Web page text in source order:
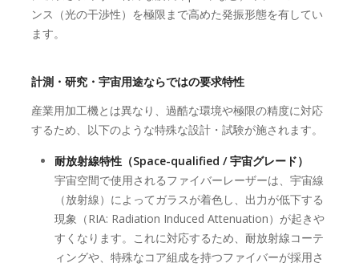
ンス（光の干渉性）を極限まで高めた発振形態を有してい
ます。
計測・研究・宇宙用途ならではの要求特性
産業用加工機とは異なり、過酷な環境や極限の精度に対応
するため、以下のような特殊な設計・試験が施されます。
耐放射線特性（Space-qualified / 宇宙グレード）
宇宙空間で使用されるファイバーレーザーは、宇宙線
（放射線）によってガラスが着色し、出力が低下する
現象（RIA: Radiation Induced Attenuation）が起きや
すくなります。これに対応するため、耐放射線コーテ
ィングや、特殊なコア組成を持つファイバーが採用さ